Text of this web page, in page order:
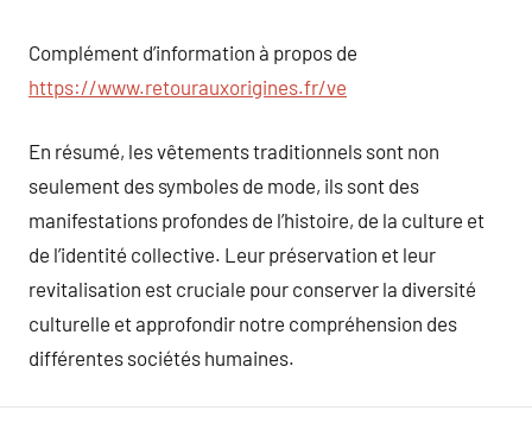
Complément d’information à propos de
https://www.retourauxorigines.fr/ve
En résumé, les vêtements traditionnels sont non
seulement des symboles de mode, ils sont des
manifestations profondes de l’histoire, de la culture et
de l’identité collective. Leur préservation et leur
revitalisation est cruciale pour conserver la diversité
culturelle et approfondir notre compréhension des
différentes sociétés humaines.